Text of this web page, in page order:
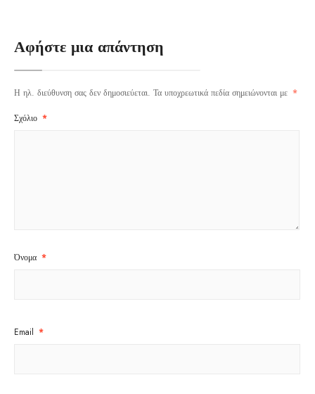
Αφήστε μια απάντηση
Η ηλ. διεύθυνση σας δεν δημοσιεύεται. Τα υποχρεωτικά πεδία σημειώνονται με *
Σχόλιο *
Όνομα *
Email *